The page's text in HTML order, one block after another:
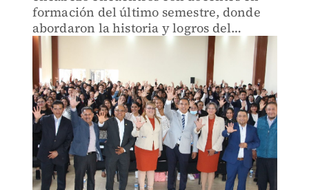
formación del último semestre, donde
abordaron la historia y logros del
sindicato.